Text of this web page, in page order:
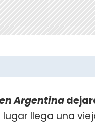
Argentina
lugar llega una